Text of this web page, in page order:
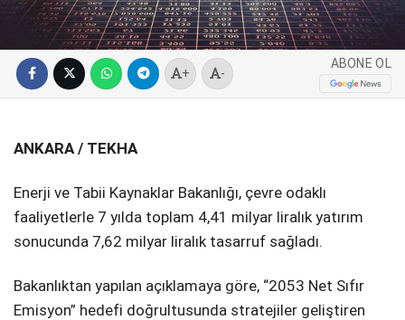
Facebook
+ -
ABONE OL
ANKARA / TEKHA
Enerji ve Tabii Kaynaklar Bakanlığı, çevre odaklı
faaliyetlerle 7 yılda toplam 4,41 milyar liralık yatırım
sonucunda 7,62 milyar liralık tasarruf sağladı.
Bakanlıktan yapılan açıklamaya göre, “2053 Net Sıfır
Emisyon” hedefi doğrultusunda stratejiler geliştiren